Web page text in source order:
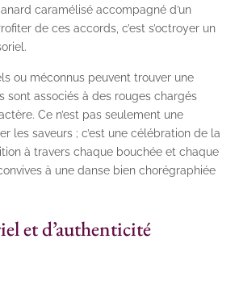
caramélisé accompagné d’un
de ces accords, c’est s’octroyer un
ou méconnus peuvent trouver une
sont associés à des rouges chargés
Ce n’est pas seulement une
les saveurs ; c’est une célébration de la
à travers chaque bouchée et chaque
à une danse bien chorégraphiée
et d’authenticité